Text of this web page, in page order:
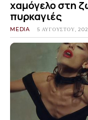
χαμόγελο στη
πυρκαγιές
MEDIA 5 ΑΥΓΟΎΣΤΟΥ,